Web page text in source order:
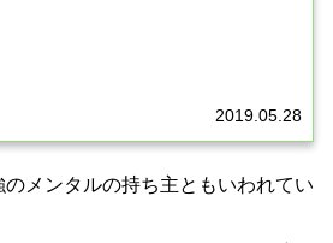
2019.05.28
メンタルの持ち主ともいわれてい